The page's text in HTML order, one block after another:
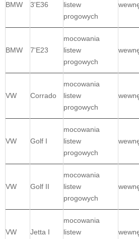
BMW 3'E36
listew
progowych
BMW 7'E23
mocowania
listew
progowych
VW Corrado
mocowania
listew
progowych
VW Golf I
mocowania
listew
progowych
VW Golf II
mocowania
listew
progowych
VW Jetta I
mocowania
listew